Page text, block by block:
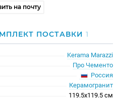
на почту
ПОСТАВКИ 1
Kerama Marazzi
Про Чементо
Россия
Керамогранит
119.5x119.5 см